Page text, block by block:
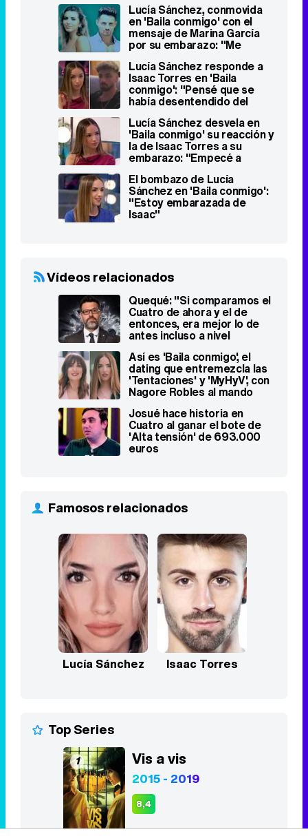
Lucía Sánchez, conmovida
en 'Baila conmigo' con el
mensaje de Marina García
por su embarazo: "Me
gustó"
Lucía Sánchez responde a
Isaac Torres en 'Baila
conmigo': "Pensé que se
había desentendido del
Lucía Sánchez desvela en
'Baila conmigo' su reacción y
la de Isaac Torres a su
embarazo: "Empecé a
El bombazo de Lucía
Sánchez en 'Baila conmigo':
"Estoy embarazada de
Isaac"
Vídeos relacionados
Quequé: "Si comparamos el
Cuatro de ahora y el de
entonces, era mejor lo de
antes incluso a nivel
Así es 'Baila conmigo', el
dating que entremezcla las
'Tentaciones' y 'MyHyV', con
Nagore Robles al mando
Josué hace historia en
Cuatro al ganar el bote de
'Alta tensión' de 693.000
euros
Famosos relacionados
Lucía Sánchez Isaac Torres
Top Series
1 Vis a vis
2015 - 2019
8,4